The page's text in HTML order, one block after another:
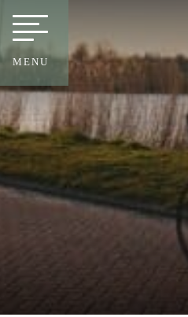
MENU